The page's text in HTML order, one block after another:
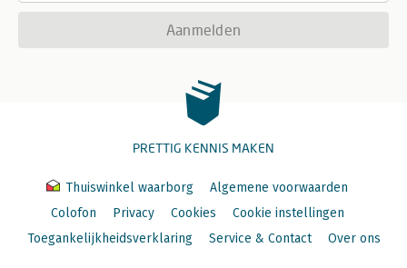
Aanmelden
PRETTIG KENNIS MAKEN
Thuiswinkel waarborg
Algemene voorwaarden
Colofon
Privacy Cookies
Cookie instellingen
Toegankelijkheidsverklaring
Service & Contact Over ons